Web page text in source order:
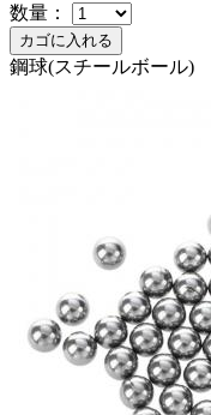
数量：
鋼球(スチールボール)